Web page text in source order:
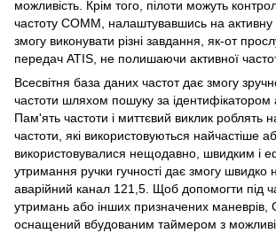
можливість. Крім того, пілоти можуть
частоту COMM, налаштувавшись на
змогу виконувати різні завдання, як-от
передач ATIS, не полишаючи активної
Всесвітня база даних частот дає змогу
частоти шляхом пошуку за ідентифікатором
Пам'ять частоти і миттєвий виклик роблять
частоти, які використовуються найчастіше
використовувалися нещодавно, швидким і
утримання ручки гучності дає змогу швидко
аварійний канал 121,5. Щоб допомогти під
утримань або інших призначених маневрів,
оснащений вбудованим таймером з